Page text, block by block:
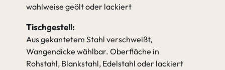
wahlweise geölt oder lackiert
Tischgestell:
Aus gekantetem Stahl verschweißt,
Wangendicke wählbar. Oberfläche in
Rohstahl, Blankstahl, Edelstahl oder lackiert